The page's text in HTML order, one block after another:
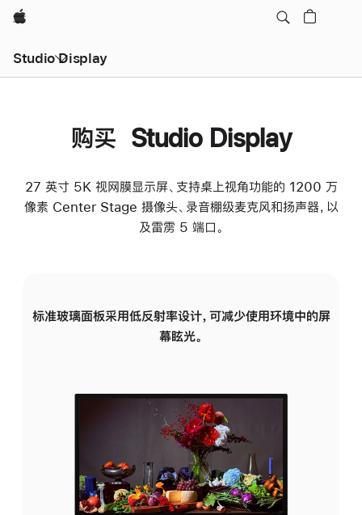
Apple
Studio Display
购买 Studio Display
27 英寸 5K 视网膜显示屏、支持桌上视角功能的 1200 万
像素 Center Stage 摄像头、录音棚级麦克风和扬声器，以
及雷雳 5 端口。
标准玻璃面板采用低反射率设计，可减少使用环境中的屏
幕眩光。